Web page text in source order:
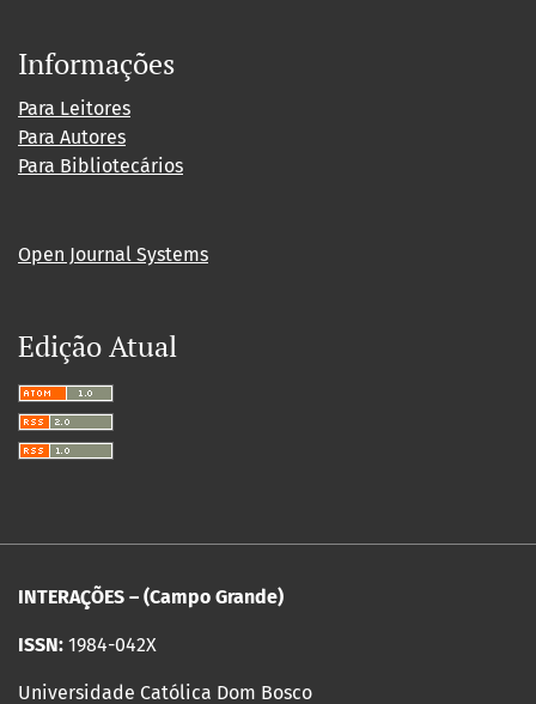
Informações
Para Leitores
Para Autores
Para Bibliotecários
Open Journal Systems
Edição Atual
INTERAÇÕES – (Campo Grande)
ISSN: 1984-042X
Universidade Católica Dom Bosco